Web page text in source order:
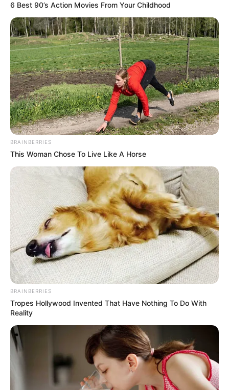
6 Best 90’s Action Movies From Your Childhood
BRAINBERRIES
This Woman Chose To Live Like A Horse
BRAINBERRIES
Tropes Hollywood Invented That Have Nothing To Do With
Reality